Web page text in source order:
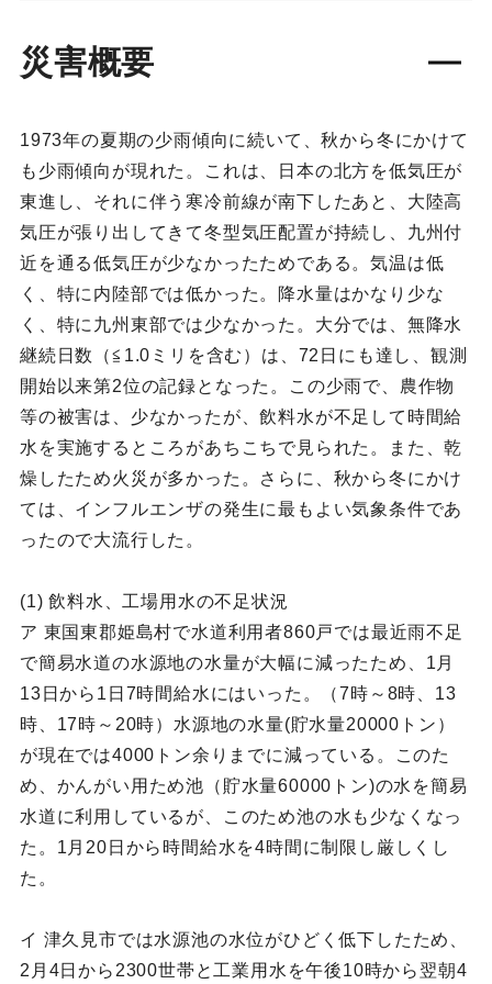
災害概要
1973年の夏期の少雨傾向に続いて、秋から冬にかけて
も少雨傾向が現れた。これは、日本の北方を低気圧が
東進し、それに伴う寒冷前線が南下したあと、大陸高
気圧が張り出してきて冬型気圧配置が持続し、九州付
近を通る低気圧が少なかったためである。気温は低
く、特に内陸部では低かった。降水量はかなり少な
く、特に九州東部では少なかった。大分では、無降水
継続日数（≦1.0ミリを含む）は、72日にも達し、観測
開始以来第2位の記録となった。この少雨で、農作物
等の被害は、少なかったが、飲料水が不足して時間給
水を実施するところがあちこちで見られた。また、乾
燥したため火災が多かった。さらに、秋から冬にかけ
ては、インフルエンザの発生に最もよい気象条件であ
ったので大流行した。
(1) 飲料水、工場用水の不足状況
ア 東国東郡姫島村で水道利用者860戸では最近雨不足
で簡易水道の水源地の水量が大幅に減ったため、1月
13日から1日7時間給水にはいった。（7時～8時、13
時、17時～20時）水源地の水量(貯水量20000トン）
が現在では4000トン余りまでに減っている。このた
め、かんがい用ため池（貯水量60000トン)の水を簡易
水道に利用しているが、このため池の水も少なくなっ
た。1月20日から時間給水を4時間に制限し厳しくし
た。
イ 津久見市では水源池の水位がひどく低下したため、
2月4日から2300世帯と工業用水を午後10時から翌朝4